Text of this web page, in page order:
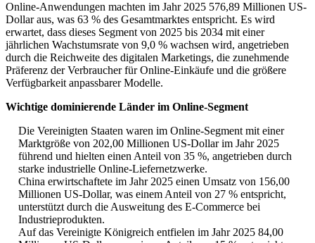
Online-Anwendungen machten im Jahr 2025 576,89 Millionen US-
Dollar aus, was 63 % des Gesamtmarktes entspricht. Es wird
erwartet, dass dieses Segment von 2025 bis 2034 mit einer
jährlichen Wachstumsrate von 9,0 % wachsen wird, angetrieben
durch die Reichweite des digitalen Marketings, die zunehmende
Präferenz der Verbraucher für Online-Einkäufe und die größere
Verfügbarkeit anpassbarer Modelle.
Wichtige dominierende Länder im Online-Segment
Die Vereinigten Staaten waren im Online-Segment mit einer
Marktgröße von 202,00 Millionen US-Dollar im Jahr 2025
führend und hielten einen Anteil von 35 %, angetrieben durch
starke industrielle Online-Liefernetzwerke.
China erwirtschaftete im Jahr 2025 einen Umsatz von 156,00
Millionen US-Dollar, was einem Anteil von 27 % entspricht,
unterstützt durch die Ausweitung des E-Commerce bei
Industrieprodukten.
Auf das Vereinigte Königreich entfielen im Jahr 2025 84,00